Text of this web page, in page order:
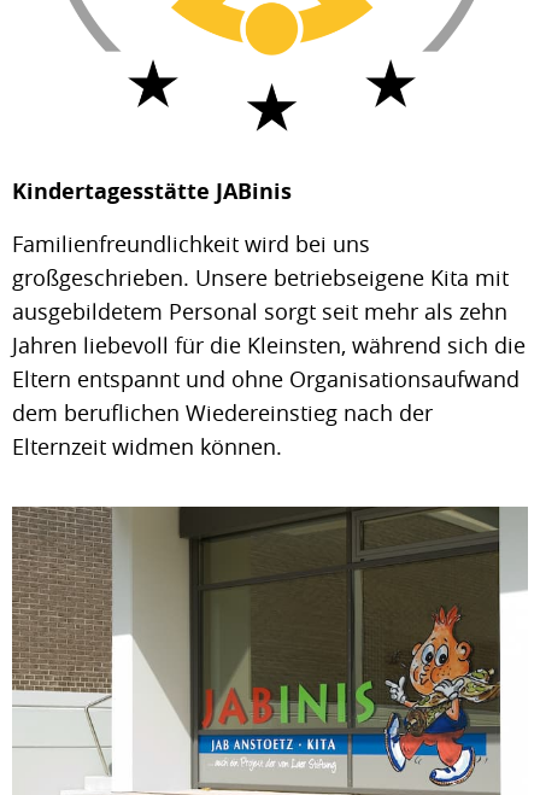
Kindertagesstätte JABinis
Familienfreundlichkeit wird bei uns
großgeschrieben. Unsere betriebseigene Kita mit
ausgebildetem Personal sorgt seit mehr als zehn
Jahren liebevoll für die Kleinsten, während sich die
Eltern entspannt und ohne Organisationsaufwand
dem beruflichen Wiedereinstieg nach der
Elternzeit widmen können.